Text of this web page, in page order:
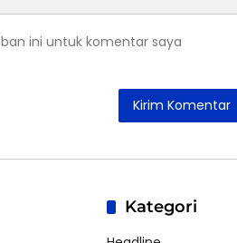
ini untuk komentar saya
Kategori